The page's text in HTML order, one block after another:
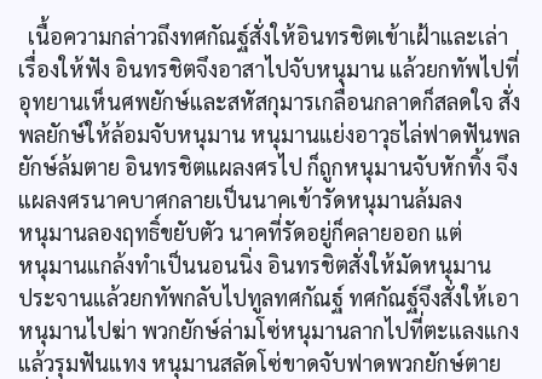
เนื้อความกล่าวถึงทศกัณฐ์สั่งให้อินทรชิตเข้าเฝ้าและเล่า
เรื่องให้ฟัง อินทรชิตจึงอาสาไปจับหนุมาน แล้วยกทัพไปที่
อุทยานเห็นศพยักษ์และสหัสกุมารเกลื่อนกลาดก็สลดใจ สั่ง
พลยักษ์ให้ล้อมจับหนุมาน หนุมานแย่งอาวุธไล่ฟาดฟันพล
ยักษ์ล้มตาย อินทรชิตแผลงศรไป ก็ถูกหนุมานจับหักทิ้ง จึง
แผลงศรนาคบาศกลายเป็นนาคเข้ารัดหนุมานล้มลง
หนุมานลองฤทธิ์ขยับตัว นาคที่รัดอยู่ก็คลายออก แต่
หนุมานแกล้งทำเป็นนอนนิ่ง อินทรชิตสั่งให้มัดหนุมาน
ประจานแล้วยกทัพกลับไปทูลทศกัณฐ์ ทศกัณฐ์จึงสั่งให้เอา
หนุมานไปฆ่า พวกยักษ์ล่ามโซ่หนุมานลากไปที่ตะแลงแกง
แล้วรุมฟันแทง หนุมานสลัดโซ่ขาดจับฟาดพวกยักษ์ตาย